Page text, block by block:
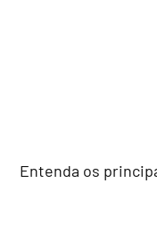
Entenda os